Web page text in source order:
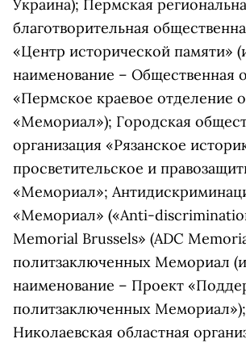
Украина); Пермская
благотворительная
«Центр исторической памяти»
наименование – Общественная
«Пермское краевое отделение
«Мемориал»); Городская
организация «Рязанское
просветительское и
«Мемориал»;
«Мемориал» («Anti-
Memorial Brussels» (ADC
политзаключенных Мемориал
наименование – Проект
политзаключенных Мемориал»);
Николаевская областная